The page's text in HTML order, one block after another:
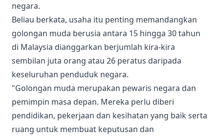
negara.
Beliau berkata, usaha itu penting memandangkan
golongan muda berusia antara 15 hingga 30 tahun
di Malaysia dianggarkan berjumlah kira-kira
sembilan juta orang atau 26 peratus daripada
keseluruhan penduduk negara.
"Golongan muda merupakan pewaris negara dan
pemimpin masa depan. Mereka perlu diberi
pendidikan, pekerjaan dan kesihatan yang baik serta
ruang untuk membuat keputusan dan